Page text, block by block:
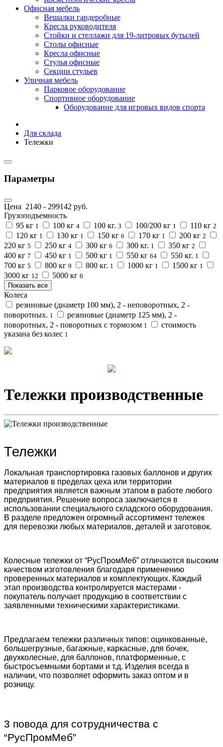
Офисная мебель
Вешалки гардеробные
Кресла руководителя
Стойки и стеллажи для 19-литровых бутылей
Столы офисные
Кресла офисные
Стулья офисные
Секции стульев
Уличная мебель
Парковое оборудование
Спортивное оборудование
Оборудование для игровых видов спорта
Для склада
Тележки
Параметры
Цена 2140 - 299142 руб.
Грузоподъемность
95 кг 1 100 кг 4 100 кг. 3 100/200 кг 1 110 кг 2
120 кг 1 130 кг 1 150 кг 6 170 кг 1 200 кг 2
220 кг 5 250 кг 4 300 кг 6 300 кг. 1 350 кг 2
400 кг 7 450 кг 1 500 кг 1 550 кг 64 550 кг. 1
700 кг 5 800 кг 9 800 кг. 1 1000 кг 1 1500 кг 1
3000 кг 12 5000 кг 6
Показать все
Колеса
резиновые (диаметр 100 мм), 2 - неповоротных, 2 -
поворотных. 1
резиновые (диаметр 125 мм), 2 -
поворотных, 2 - поворотных с тормозом 1
стоимость
указана без колес 1
Тележки производственные
Тележки
Локальная транспортировка газовых баллонов и других
материалов в пределах цеха или территории
предприятия является важным этапом в работе любого
предприятия. Решение вопроса заключается в
использовании специального складского оборудования.
В разделе предложен огромный ассортимент тележек
для перевозки любых материалов, деталей и заготовок.
Колесные тележки от “РусПромМеб” отличаются высоким
качеством изготовления благодаря применению
проверенных материалов и комплектующих. Каждый
этап производства контролируется мастерами -
покупатель получает продукцию в соответствии с
заявленными техническими характеристиками.
Предлагаем тележки различных типов: оцинкованные,
большегрузные, багажные, каркасные, для бочек,
двухколесные, для баллонов, платформенные, с
быстросъемными бортами и т.д. Изделия всегда в
наличии, что позволяет оформить заказ оптом и в
розницу.
3 повода для сотрудничества с
“РусПромМеб”